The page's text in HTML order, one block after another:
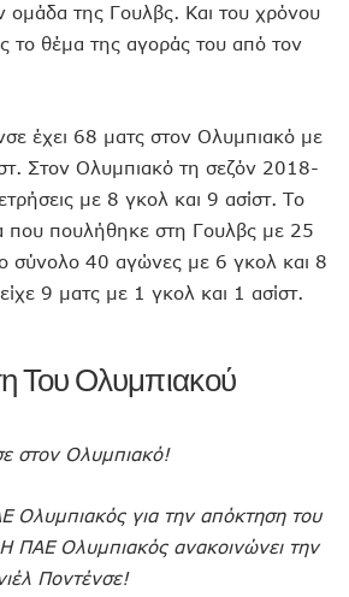
ομάδα της Γουλβς. Και του χρόνου
το θέμα της αγοράς του από τον
έχει 68 ματς στον Ολυμπιακό με
Στον Ολυμπιακό τη σεζόν 2018-
με 8 γκολ και 9 ασίστ. Το
που πουλήθηκε στη Γουλβς με 25
σύνολο 40 αγώνες με 6 γκολ και 8
9 ματς με 1 γκολ και 1 ασίστ.
Του Ολυμπιακού
στον Ολυμπιακό!
Ολυμπιακός για την απόκτηση του
ΠΑΕ Ολυμπιακός ανακοινώνει την
Ποντένσε!